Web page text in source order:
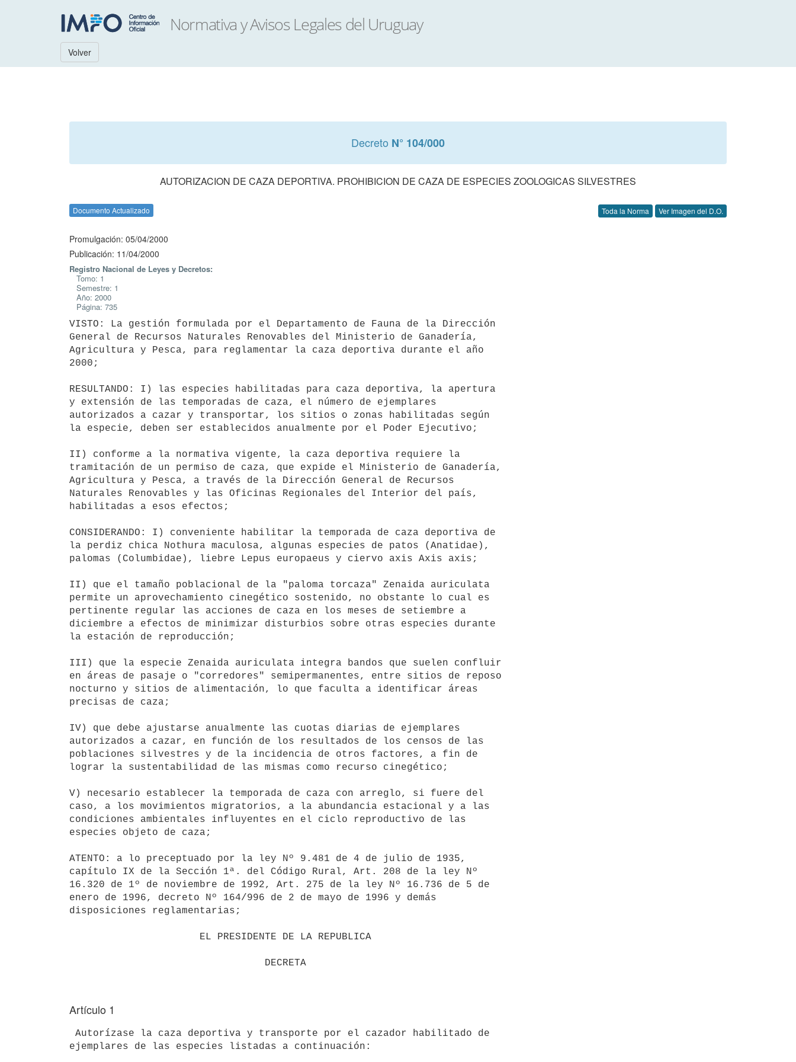
Volver
Decreto N° 104/000
AUTORIZACION DE CAZA DEPORTIVA. PROHIBICION DE CAZA DE ESPECIES ZOOLOGICAS SILVESTRES
Documento Actualizado Toda la Norma Ver Imagen del D.O.
Promulgación: 05/04/2000
Publicación: 11/04/2000
Registro Nacional de Leyes y Decretos:
Tomo: 1
Semestre: 1
Año: 2000
Página: 735
VISTO: La gestión formulada por el Departamento de Fauna de la Dirección
General de Recursos Naturales Renovables del Ministerio de Ganadería,
Agricultura y Pesca, para reglamentar la caza deportiva durante el año
2000;
RESULTANDO: I) las especies habilitadas para caza deportiva, la apertura
y extensión de las temporadas de caza, el número de ejemplares
autorizados a cazar y transportar, los sitios o zonas habilitadas según
la especie, deben ser establecidos anualmente por el Poder Ejecutivo;
II) conforme a la normativa vigente, la caza deportiva requiere la
tramitación de un permiso de caza, que expide el Ministerio de Ganadería,
Agricultura y Pesca, a través de la Dirección General de Recursos
Naturales Renovables y las Oficinas Regionales del Interior del país,
habilitadas a esos efectos;
CONSIDERANDO: I) conveniente habilitar la temporada de caza deportiva de
la perdiz chica Nothura maculosa, algunas especies de patos (Anatidae),
palomas (Columbidae), liebre Lepus europaeus y ciervo axis Axis axis;
II) que el tamaño poblacional de la "paloma torcaza" Zenaida auriculata
permite un aprovechamiento cinegético sostenido, no obstante lo cual es
pertinente regular las acciones de caza en los meses de setiembre a
diciembre a efectos de minimizar disturbios sobre otras especies durante
la estación de reproducción;
III) que la especie Zenaida auriculata integra bandos que suelen confluir
en áreas de pasaje o "corredores" semipermanentes, entre sitios de reposo
nocturno y sitios de alimentación, lo que faculta a identificar áreas
precisas de caza;
IV) que debe ajustarse anualmente las cuotas diarias de ejemplares
autorizados a cazar, en función de los resultados de los censos de las
poblaciones silvestres y de la incidencia de otros factores, a fin de
lograr la sustentabilidad de las mismas como recurso cinegético;
V) necesario establecer la temporada de caza con arreglo, si fuere del
caso, a los movimientos migratorios, a la abundancia estacional y a las
condiciones ambientales influyentes en el ciclo reproductivo de las
especies objeto de caza;
ATENTO: a lo preceptuado por la ley Nº 9.481 de 4 de julio de 1935,
capítulo IX de la Sección 1ª. del Código Rural, Art. 208 de la ley Nº
16.320 de 1º de noviembre de 1992, Art. 275 de la ley Nº 16.736 de 5 de
enero de 1996, decreto Nº 164/996 de 2 de mayo de 1996 y demás
disposiciones reglamentarias;
Artículo 1
ejemplares de las especies listadas a continuación: